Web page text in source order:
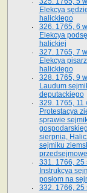
Elekcya
halickiego
326. 1765, 6
Elekcya
halickiej
327. 1765, 7
Elekcya
halickiego
328. 1765, 9
Laudum
deputackiego
329. 1765, 11
Protestacya
sprawie
sierpnia,
sejmiku
331. 1766, 25
Instrukcya
posłom na
332. 1766, 25